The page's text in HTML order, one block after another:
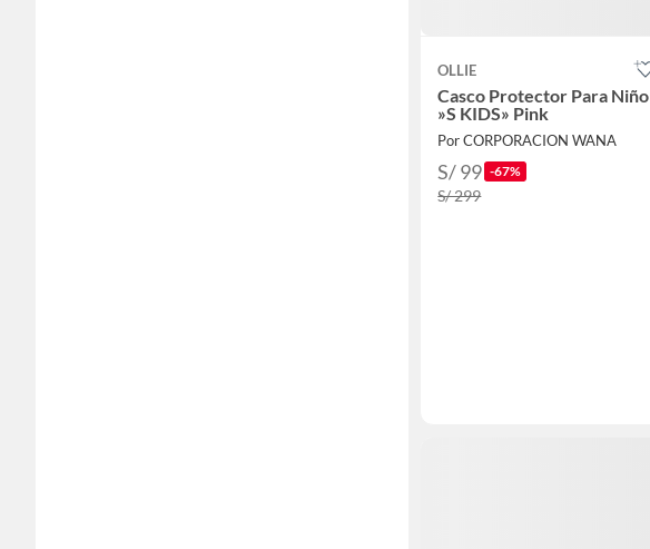
OLLIE
Casco Protector Para Niño
»S KIDS» Pink
Por CORPORACION WANA
S/ 99 -67%
S/ 299